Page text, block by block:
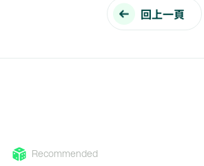
回上一頁
Recommended